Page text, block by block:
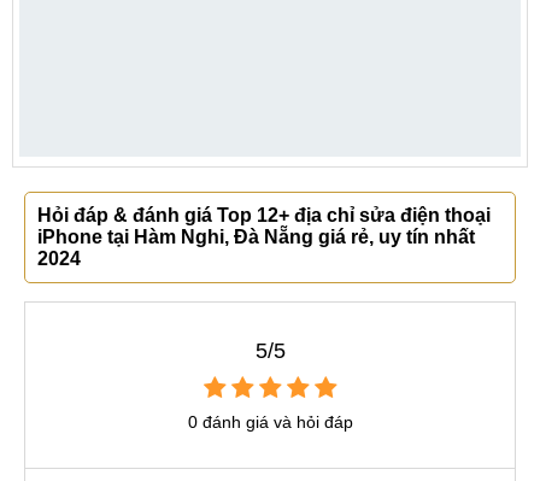
Hỏi đáp & đánh giá Top 12+ địa chỉ sửa điện thoại
iPhone tại Hàm Nghi, Đà Nẵng giá rẻ, uy tín nhất
2024
5/5
0 đánh giá và hỏi đáp